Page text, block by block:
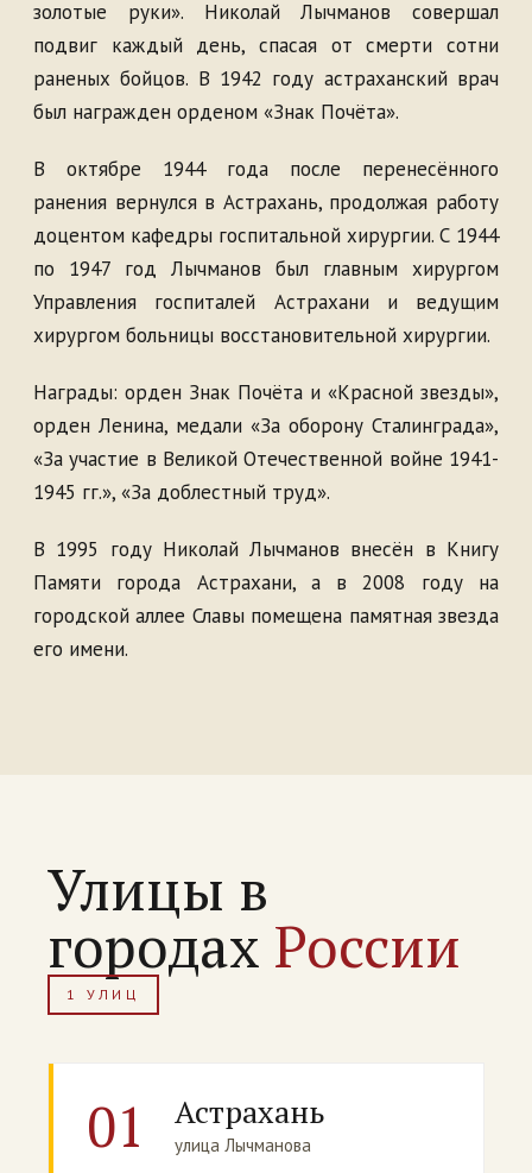
золотые руки». Николай Лычманов совершал
подвиг каждый день, спасая от смерти сотни
раненых бойцов. В 1942 году астраханский врач
был награжден орденом «Знак Почёта».
В октябре 1944 года после перенесённого
ранения вернулся в Астрахань, продолжая работу
доцентом кафедры госпитальной хирургии. С 1944
по 1947 год Лычманов был главным хирургом
Управления госпиталей Астрахани и ведущим
хирургом больницы восстановительной хирургии.
Награды: орден Знак Почёта и «Красной звезды»,
орден Ленина, медали «За оборону Сталинграда»,
«За участие в Великой Отечественной войне 1941-
1945 гг.», «За доблестный труд».
В 1995 году Николай Лычманов внесён в Книгу
Памяти города Астрахани, а в 2008 году на
городской аллее Славы помещена памятная звезда
его имени.
Улицы в
городах России
1 УЛИЦ
01 Астрахань
улица Лычманова